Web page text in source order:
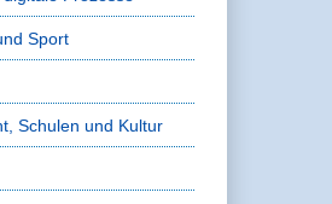
Sport
Schulen und Kultur